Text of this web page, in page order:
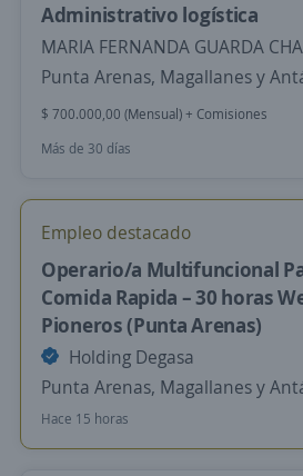
Administrativo logística
MARIA FERNANDA GUARDA
Punta Arenas, Magallanes y
$ 700.000,00 (Mensual) + Comisiones
Más de 30 días
Empleo destacado
Operario/a Multifuncional
Comida Rapida – 30 horas
Pioneros (Punta Arenas)
Holding Degasa
Punta Arenas, Magallanes y
Hace 15 horas